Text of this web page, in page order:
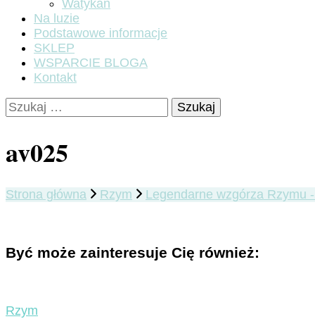
Watykan
Na luzie
Podstawowe informacje
SKLEP
WSPARCIE BLOGA
Kontakt
Szukaj:
av025
Strona główna Rzym Legendarne wzgórza Rzymu
Być może zainteresuje Cię również:
Rzym